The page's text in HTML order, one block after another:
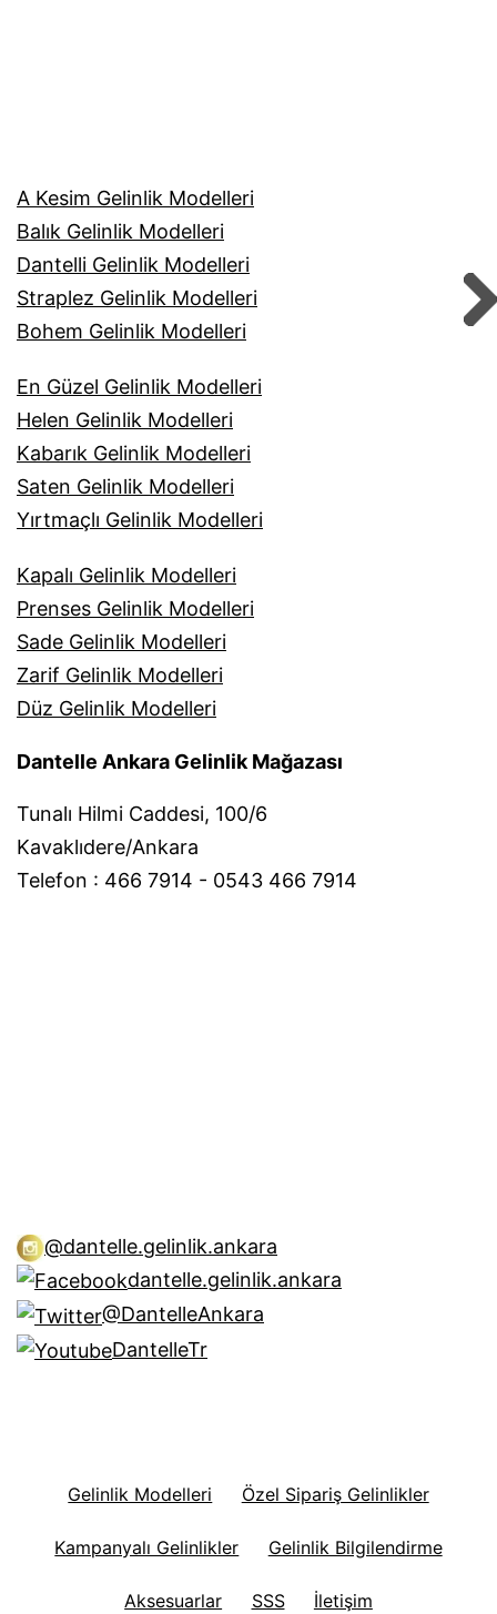
A Kesim Gelinlik Modelleri
Balık Gelinlik Modelleri
Dantelli Gelinlik Modelleri
Straplez Gelinlik Modelleri
Bohem Gelinlik Modelleri
En Güzel Gelinlik Modelleri
Helen Gelinlik Modelleri
Kabarık Gelinlik Modelleri
Saten Gelinlik Modelleri
Yırtmaçlı Gelinlik Modelleri
Kapalı Gelinlik Modelleri
Prenses Gelinlik Modelleri
Sade Gelinlik Modelleri
Zarif Gelinlik Modelleri
Düz Gelinlik Modelleri
Dantelle Ankara Gelinlik Mağazası
Tunalı Hilmi Caddesi, 100/6
Kavaklıdere/Ankara
Telefon : 466 7914 - 0543 466 7914
@dantelle.gelinlik.ankara
dantelle.gelinlik.ankara
@DantelleAnkara
DantelleTr
Gelinlik Modelleri Özel Sipariş Gelinlikler
Kampanyalı Gelinlikler Gelinlik Bilgilendirme
Aksesuarlar SSS İletişim